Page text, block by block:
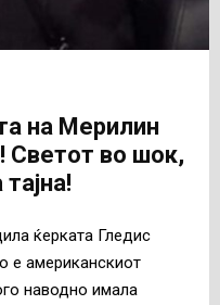
на Мерилин
Светот во шок,
ќерката Гледис
е американскиот
наводно имала